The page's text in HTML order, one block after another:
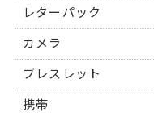
レターパック
カメラ
ブレスレット
携帯